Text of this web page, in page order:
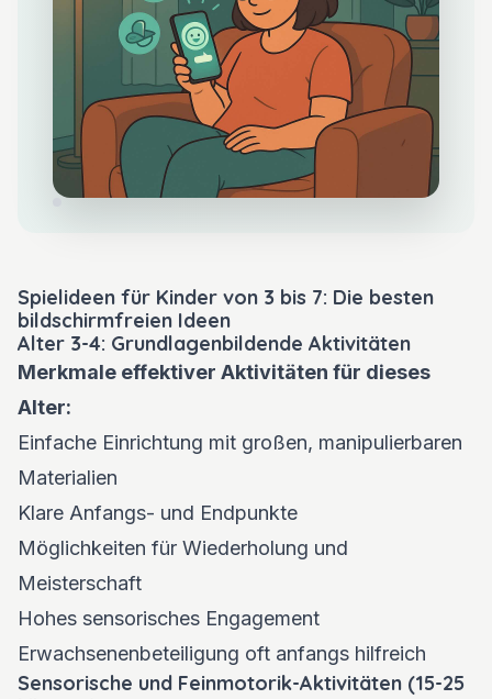
Spielideen für Kinder von 3 bis 7: Die besten
bildschirmfreien Ideen
Alter 3-4: Grundlagenbildende Aktivitäten
Merkmale effektiver Aktivitäten für dieses
Alter:
Einfache Einrichtung mit großen, manipulierbaren
Materialien
Klare Anfangs- und Endpunkte
Möglichkeiten für Wiederholung und
Meisterschaft
Hohes sensorisches Engagement
Erwachsenenbeteiligung oft anfangs hilfreich
Sensorische und Feinmotorik-Aktivitäten (15-25